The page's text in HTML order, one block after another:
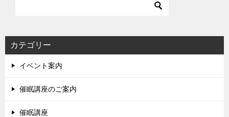
カテゴリー
イベント案内
催眠講座のご案内
催眠講座